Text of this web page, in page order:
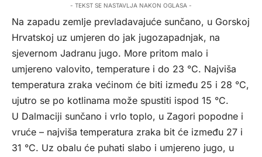
- TEKST SE NASTAVLJA NAKON OGLASA -
Na zapadu zemlje prevladavajuće sunčano, u Gorskoj
Hrvatskoj uz umjeren do jak jugozapadnjak, na
sjevernom Jadranu jugo. More pritom malo i
umjereno valovito, temperature i do 23 °C. Najviša
temperatura zraka većinom će biti između 25 i 28 °C,
ujutro se po kotlinama može spustiti ispod 15 °C.
U Dalmaciji sunčano i vrlo toplo, u Zagori popodne i
vruće – najviša temperatura zraka bit će između 27 i
31 °C. Uz obalu će puhati slabo i umjereno jugo, u